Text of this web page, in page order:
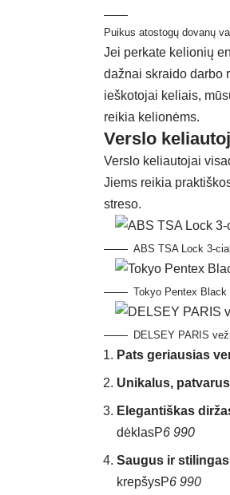
Puikus atostogų dovanų
Jei perkate kelionių
dažnai skraido darbo
ieškotojai keliais,
reikia kelionėms.
Verslo
Verslo keliautojai
Jiems reikia
streso.
ABS TSA Lock 3-
Tokyo Pentex Black
DELSEY PARIS
Pats geriausias
Unikalus,
Elegantiškas
dėklasP6 990
Saugus ir
krepšysP6 990